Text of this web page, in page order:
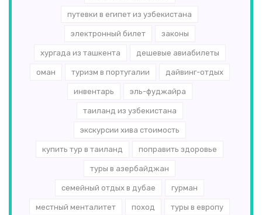
путевки в египет из узбекистана
электронный билет законы
хургада из ташкента дешевые авиабилеты
оман туризм в португалии дайвинг-отдых
инвентарь эль-­фуджайра
таиланд из узбекистана
экскурсии хива стоимость
купить тур в таиланд поправить здоровье
туры в азербайджан
семейный отдых в дубае гурман
местный менталитет поход туры в европу